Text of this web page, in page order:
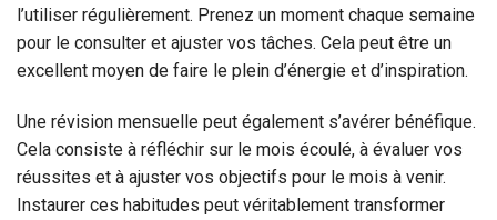
l’utiliser régulièrement. Prenez un moment chaque semaine
pour le consulter et ajuster vos tâches. Cela peut être un
excellent moyen de faire le plein d’énergie et d’inspiration.
Une révision mensuelle peut également s’avérer bénéfique.
Cela consiste à réfléchir sur le mois écoulé, à évaluer vos
réussites et à ajuster vos objectifs pour le mois à venir.
Instaurer ces habitudes peut véritablement transformer